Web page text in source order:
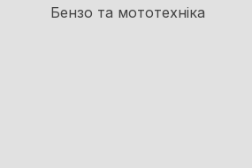
Бензо та мототехніка